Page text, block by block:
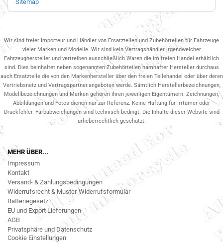
Sitemap
Wir sind freier Importeur und Händler von Ersatzteilen und Zubehörteilen für Fahrzeuge
vieler Marken und Modelle. Wir sind kein Vertragshändler irgendwelcher
Fahrzeughersteller und vertreiben ausschließlich Waren die im freien Handel erhältlich
sind. Dies beinhaltet neben sogenannten Zubehörteilen namhafter Hersteller durchaus
auch Ersatzteile die von den Markenhersteller über den freien Teilehandel oder über deren
Vertriebsnetz und Vertragspartner.angeboten werde. Sämtlich Herstellerbezeichnungen,
Modellbezeichnungen und Marken gehören ihren jeweiligen Eigentümern. Zeichnungen,
Abbildungen und Fotos dienen nur zur Referenz. Keine Haftung für Irrtümer oder
Druckfehler. Farbabweichungen sind technisch bedingt. Die Inhalte dieser Website sind
urheberrechtlich geschützt.
MEHR ÜBER...
Impressum
Kontakt
Versand- & Zahlungsbedingungen
Widerrufsrecht & Muster-Widerrufsformular
Batteriegesetz
EU und Export Lieferungen
AGB
Privatsphäre und Datenschutz
Cookie Einstellungen